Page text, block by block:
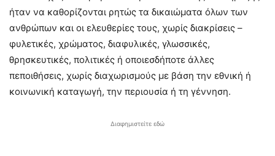
ήταν να καθορίζονται ρητώς τα δικαιώματα όλων των
ανθρώπων και οι ελευθερίες τους, χωρίς διακρίσεις –
φυλετικές, χρώματος, διαφυλικές, γλωσσικές,
θρησκευτικές, πολιτικές ή οποιεσδήποτε άλλες
πεποιθήσεις, χωρίς διαχωρισμούς με βάση την εθνική ή
κοινωνική καταγωγή, την περιουσία ή τη γέννηση.
Διαφημιστείτε εδώ